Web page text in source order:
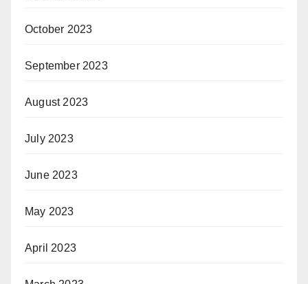
October 2023
September 2023
August 2023
July 2023
June 2023
May 2023
April 2023